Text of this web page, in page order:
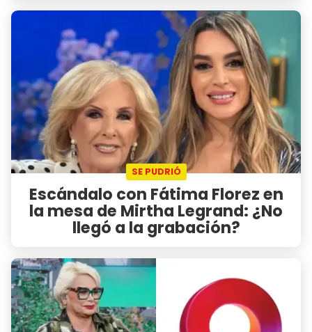
SE PUDRIÓ
Escándalo con Fátima Florez en
la mesa de Mirtha Legrand: ¿No
llegó a la grabación?